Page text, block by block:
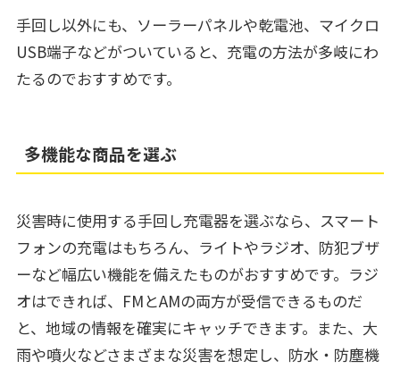
手回し以外にも、ソーラーパネルや乾電池、マイクロ
USB端子などがついていると、充電の方法が多岐にわ
たるのでおすすめです。
多機能な商品を選ぶ
災害時に使用する手回し充電器を選ぶなら、スマート
フォンの充電はもちろん、ライトやラジオ、防犯ブザ
ーなど幅広い機能を備えたものがおすすめです。ラジ
オはできれば、FMとAMの両方が受信できるものだ
と、地域の情報を確実にキャッチできます。また、大
雨や噴火などさまざまな災害を想定し、防水・防塵機